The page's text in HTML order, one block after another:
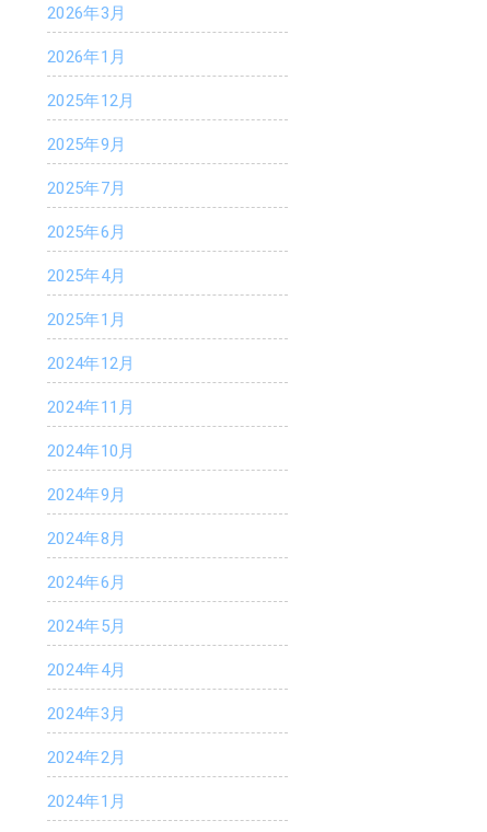
2026年3月
2026年1月
2025年12月
2025年9月
2025年7月
2025年6月
2025年4月
2025年1月
2024年12月
2024年11月
2024年10月
2024年9月
2024年8月
2024年6月
2024年5月
2024年4月
2024年3月
2024年2月
2024年1月